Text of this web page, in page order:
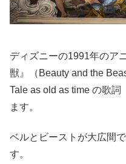
ディズニーの1991年のア
獣』（Beauty and the
Tale as old as time の歌詞
ます。
ベルとビーストが大広間
す。